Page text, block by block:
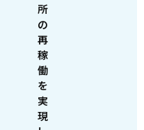
所
の
再
稼
働
を
実
現